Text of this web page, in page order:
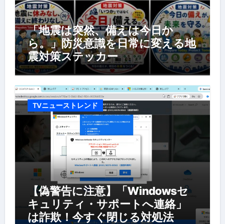
「地震は突然、備えは今日か
ら。」防災意識を日常に変える地
震対策ステッカー
TVニューストレンド
【偽警告に注意】「Windowsセ
キュリティ・サポートへ連絡」
は詐欺！今すぐ閉じる対処法